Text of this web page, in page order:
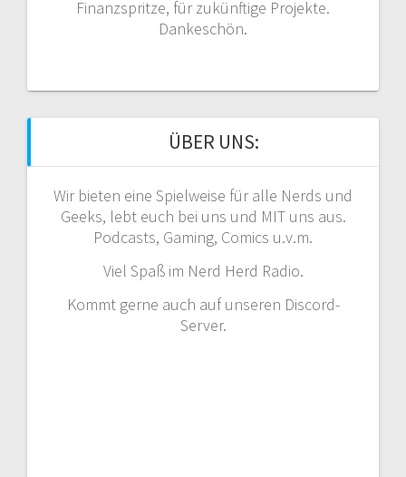
Finanzspritze, für zukünftige Projekte.
Dankeschön.
ÜBER UNS:
Wir bieten eine Spielweise für alle Nerds und
Geeks, lebt euch bei uns und MIT uns aus.
Podcasts, Gaming, Comics u.v.m.
Viel Spaß im Nerd Herd Radio.
Kommt gerne auch auf unseren Discord-
Server.